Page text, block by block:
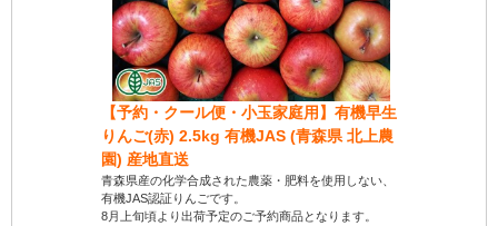
【予約・クール便・小玉家庭用】有機早生
りんご(赤) 2.5kg 有機JAS (青森県 北上農
園) 産地直送
青森県産の化学合成された農薬・肥料を使用しない、
有機JAS認証りんごです。
8月上旬頃より出荷予定のご予約商品となります。